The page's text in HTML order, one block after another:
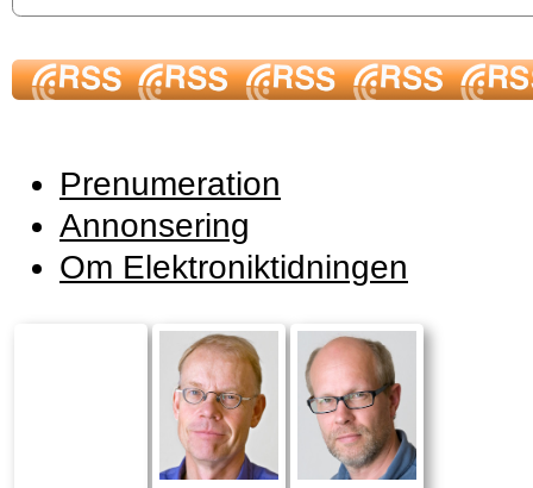
Prenumeration
Annonsering
Om Elektroniktidningen